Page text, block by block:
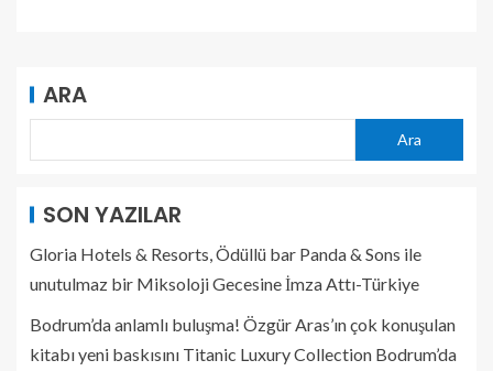
ARA
Ara
SON YAZILAR
Gloria Hotels & Resorts, Ödüllü bar Panda & Sons ile
unutulmaz bir Miksoloji Gecesine İmza Attı-Türkiye
Bodrum’da anlamlı buluşma! Özgür Aras’ın çok konuşulan
kitabı yeni baskısını Titanic Luxury Collection Bodrum’da